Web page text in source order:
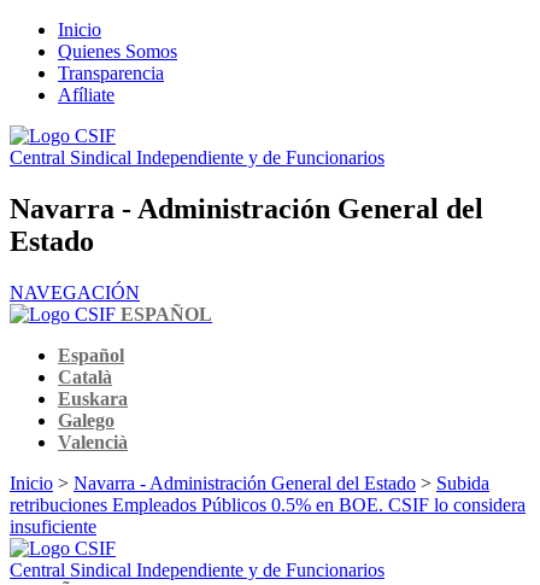
Inicio
Quienes Somos
Transparencia
Afíliate
Central Sindical Independiente y de Funcionarios
Navarra - Administración General del
Estado
NAVEGACIÓN
ESPAÑOL
Español
Català
Euskara
Galego
Valencià
Inicio > Navarra - Administración General del Estado > Subida
retribuciones Empleados Públicos 0.5% en BOE. CSIF lo considera
insuficiente
Central Sindical Independiente y de Funcionarios